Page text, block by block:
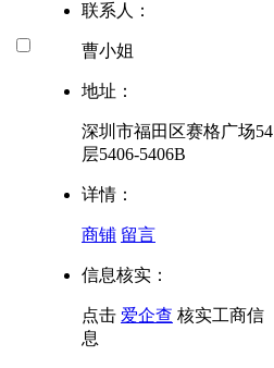
联系人：
曹小姐
地址：
深圳市福田区赛格广场54
层5406-5406B
详情：
商铺 留言
信息核实：
点击 爱企查 核实工商信
息